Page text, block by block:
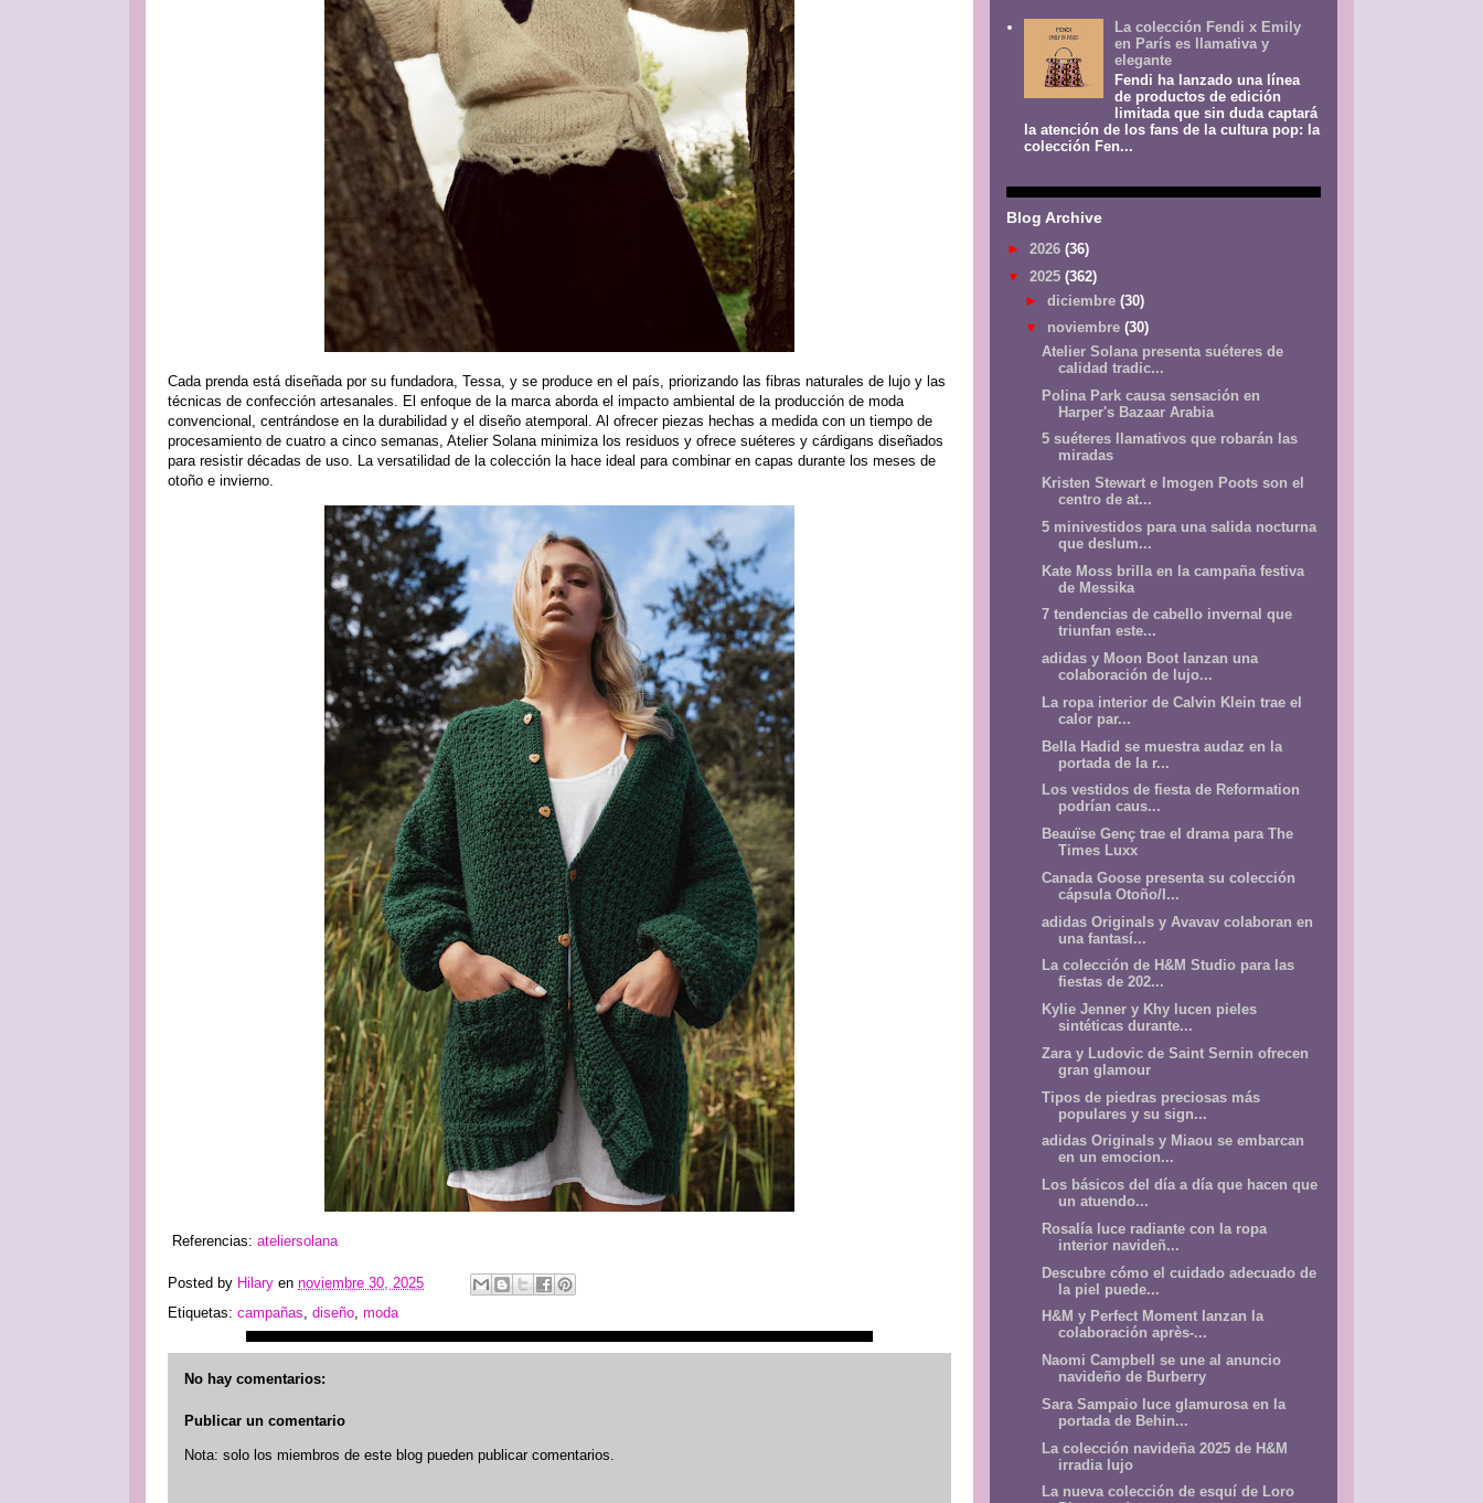
Cada prenda está diseñada por su fundadora, Tessa, y se produce en el país, priorizando las fibras naturales de lujo y las
técnicas de confección artesanales. El enfoque de la marca aborda el impacto ambiental de la producción de moda
convencional, centrándose en la durabilidad y el diseño atemporal. Al ofrecer piezas hechas a medida con un tiempo de
procesamiento de cuatro a cinco semanas, Atelier Solana minimiza los residuos y ofrece suéteres y cárdigans diseñados
para resistir décadas de uso. La versatilidad de la colección la hace ideal para combinar en capas durante los meses de
otoño e invierno.
Referencias: ateliersolana
Posted by Hilary en noviembre 30, 2025
Etiquetas: campañas diseño moda
No hay comentarios:
Publicar un comentario
Nota: solo los miembros de este blog pueden publicar comentarios.
La colección Fendi x Emily
en París es llamativa y
elegante
Fendi ha lanzado una línea
de productos de edición
limitada que sin duda captará
la atención de los fans de la cultura pop: la
colección Fen...
Blog Archive
► 2026 (36)
▼ 2025 (362)
► diciembre (30)
▼ noviembre (30)
Atelier Solana presenta suéteres de
calidad tradic...
Polina Park causa sensación en
Harper's Bazaar Arabia
5 suéteres llamativos que robarán las
miradas
Kristen Stewart e Imogen Poots son el
centro de at...
5 minivestidos para una salida nocturna
que deslum...
Kate Moss brilla en la campaña festiva
de Messika
7 tendencias de cabello invernal que
triunfan este...
adidas y Moon Boot lanzan una
colaboración de lujo...
La ropa interior de Calvin Klein trae el
calor par...
Bella Hadid se muestra audaz en la
portada de la r...
Los vestidos de fiesta de Reformation
podrían caus...
Beauïse Genç trae el drama para The
Times Luxx
Canada Goose presenta su colección
cápsula Otoño/I...
adidas Originals y Avavav colaboran en
una fantasí...
La colección de H&M Studio para las
fiestas de 202...
Kylie Jenner y Khy lucen pieles
sintéticas durante...
Zara y Ludovic de Saint Sernin ofrecen
gran glamour
Tipos de piedras preciosas más
populares y su sign...
adidas Originals y Miaou se embarcan
en un emocion...
Los básicos del día a día que hacen que
un atuendo...
Rosalía luce radiante con la ropa
interior navideñ...
Descubre cómo el cuidado adecuado de
la piel puede...
H&M y Perfect Moment lanzan la
colaboración après-...
Naomi Campbell se une al anuncio
navideño de Burberry
Sara Sampaio luce glamurosa en la
portada de Behin...
La colección navideña 2025 de H&M
irradia lujo
La nueva colección de esquí de Loro